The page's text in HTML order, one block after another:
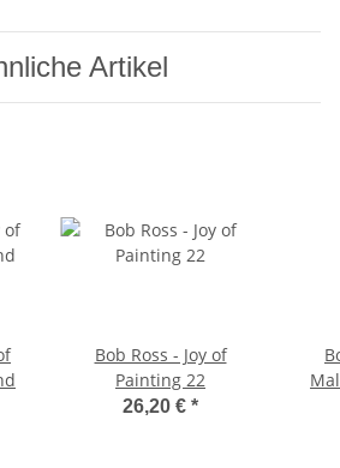
Artikel
Bob Ross - Joy of
Painting 22
26,20 € *